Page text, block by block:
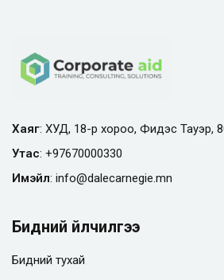
Хаяг: ХУД, 18-р хороо, Фидэс Тауэр,
Утас: +97670000330
Имэйл: info@dalecarnegie.mn
Бидний үйлчилгээ
Бидний тухай